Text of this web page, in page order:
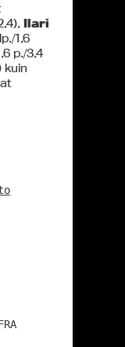
Ilari
1,6
p./3,4
kuin